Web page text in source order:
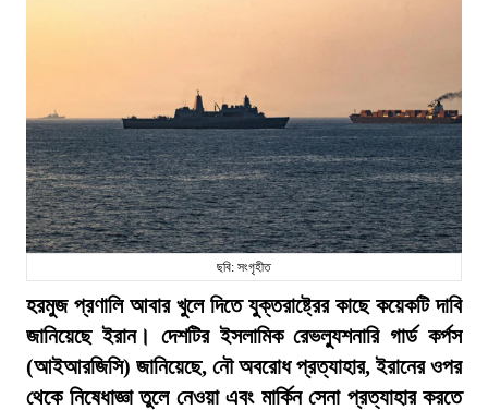
ছবি: সংগৃহীত
হরমুজ প্রণালি আবার খুলে দিতে যুক্তরাষ্ট্রের কাছে কয়েকটি দাবি
জানিয়েছে ইরান। দেশটির ইসলামিক রেভল্যুশনারি গার্ড কর্পস
(আইআরজিসি) জানিয়েছে, নৌ অবরোধ প্রত্যাহার, ইরানের ওপর
থেকে নিষেধাজ্ঞা তুলে নেওয়া এবং মার্কিন সেনা প্রত্যাহার করতে